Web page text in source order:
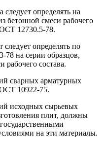
определять на
бетонной смеси рабочего
12730.5-78.
определять по
на серии образцов,
рабочего состава.
сварных арматурных
10922-75.
исходных сырьевых
плит, должны
на эти материалы.